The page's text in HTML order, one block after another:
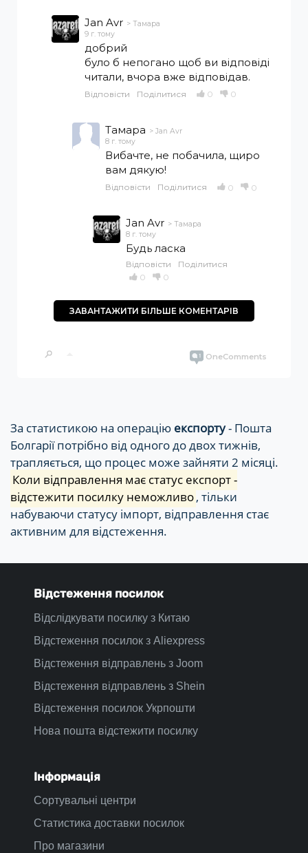
За статистикою на операцію експорту- Пошта
Болгарії потрібно від одного до двох тижнів,
трапляється, що процес може зайняти 2 місяці.
Коли відправлення має статус експорт -
відстежити посилку неможливо, тільки
набуваючи статусу імпорт, відправлення стає
активним для відстеження.
Відстеження посилок
Відслідкувати посилку з Китаю
Відстеження посилок з Aliexpress
Відстеження відправлень з Joom
Відстеження відправлень з Shein
Відстеження посилок Укрпошти
Нова пошта відстежити посилку
Інформація
Сортувальні центри
Статистика доставки посилок
Про магазини